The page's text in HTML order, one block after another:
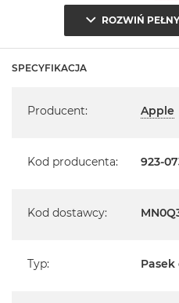
ROZWIŃ
SPECYFIKACJA
Producent: Apple
Kod producenta: 923-
Kod dostawcy:
Typ: